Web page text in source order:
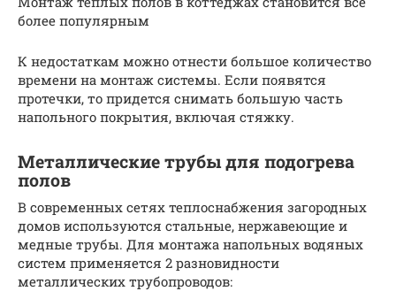
более популярным
К недостаткам можно отнести большое количество
времени на монтаж системы. Если появятся
протечки, то придется снимать большую часть
напольного покрытия, включая стяжку.
Металлические трубы для подогрева
полов
В современных сетях теплоснабжения загородных
домов используются стальные, нержавеющие и
медные трубы. Для монтажа напольных водяных
систем применяется 2 разновидности
металлических трубопроводов: